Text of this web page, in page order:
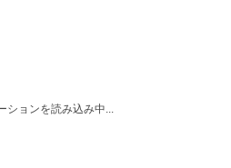
ションを読み込み中...